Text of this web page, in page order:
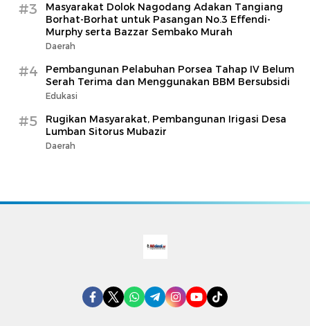
#3
Masyarakat Dolok Nagodang Adakan Tangiang
Borhat-Borhat untuk Pasangan No.3 Effendi-
Murphy serta Bazzar Sembako Murah
Daerah
#4
Pembangunan Pelabuhan Porsea Tahap IV Belum
Serah Terima dan Menggunakan BBM Bersubsidi
Edukasi
#5
Rugikan Masyarakat, Pembangunan Irigasi Desa
Lumban Sitorus Mubazir
Daerah